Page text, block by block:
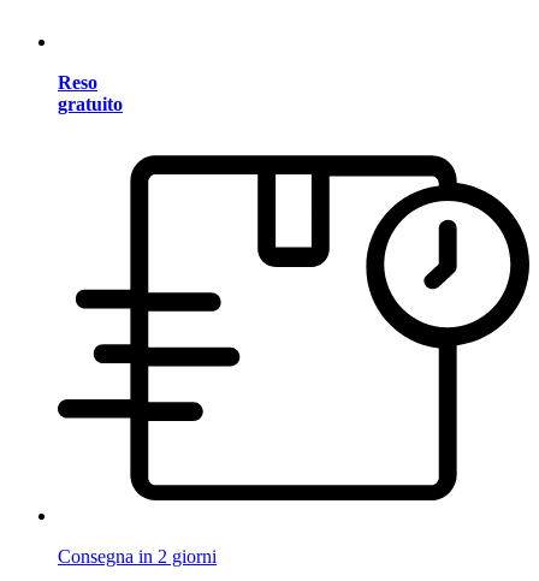
Reso
gratuito
Consegna in 2 giorni